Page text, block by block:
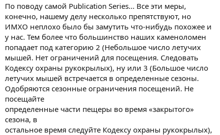
По поводу самой Publication Series... Все эти меры,
конечно, нашему делу несколько препятствуют, но
ИМХО неплохо было бы замутить что-нибудь похожее и
у нас. Тем более что большинство наших каменоломен
попадает под категорию 2 (Небольшое число летучих
мышей. Нет ограничений для посещения. Следовать
Кодексу охраны рукокрылых), ну или 3 (Большое число
летучих мышей встречается в определенные сезоны.
Одобряются сезонные ограничения посещений. Не
посещайте
определенные части пещеры во время «закрытого»
сезона, в
остальное время следуйте Кодексу охраны рукокрылых),